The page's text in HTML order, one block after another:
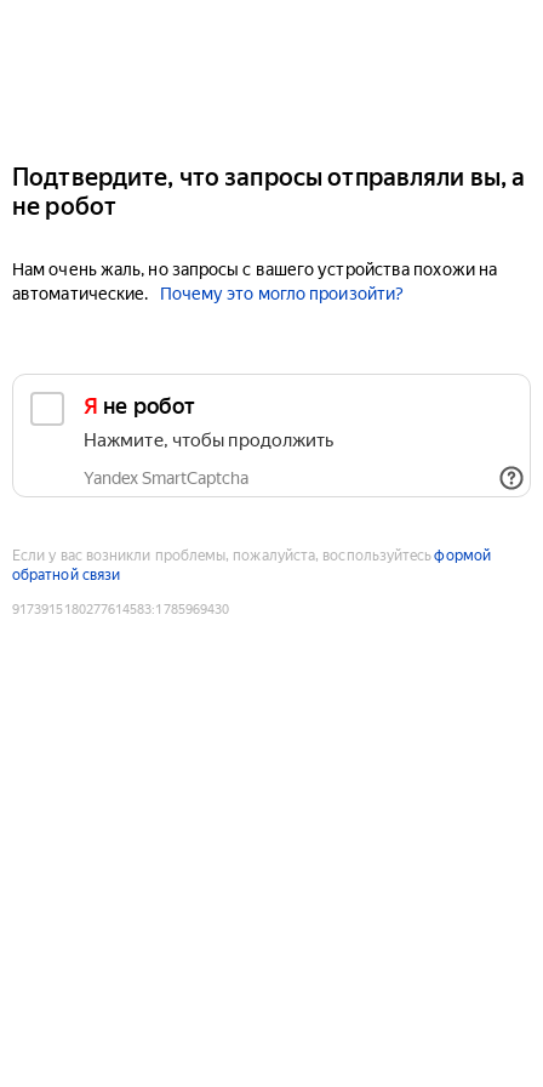
Подтвердите, что запросы отправляли вы, а
не робот
Нам очень жаль, но запросы с вашего устройства похожи на
автоматические.
Почему это могло произойти?
Я не робот
Нажмите, чтобы продолжить
Yandex SmartCaptcha
Если у вас возникли проблемы, пожалуйста, воспользуйтесьформой
обратной связи
9173915180277614583:1785969430